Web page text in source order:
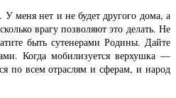
меня нет и не будет другого дома, а
врагу позволяют это делать. Не
быть сутенерами Родины. Дайте
Когда мобилизуется верхушка —
по всем отраслям и сферам, и народ